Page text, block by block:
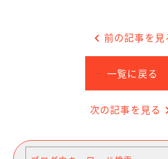
chevron_left 前の記事を見
一覧に戻る
次の記事を見る